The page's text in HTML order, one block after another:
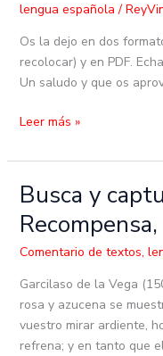
lengua española /
Os la dejo en dos
recolocar) y en PDF.
Un saludo y que os
Juan
Ramón
Jiménez,
Antonio
y
andaluces
del
27
Leer más »
Busca y
Comentario de textos,
Garcilaso de la Vega
rosa y azucena se
vuestro mirar ardiente,
refrena; y en tanto que
Busca
captura
las
Recompensa,
el
aprobado